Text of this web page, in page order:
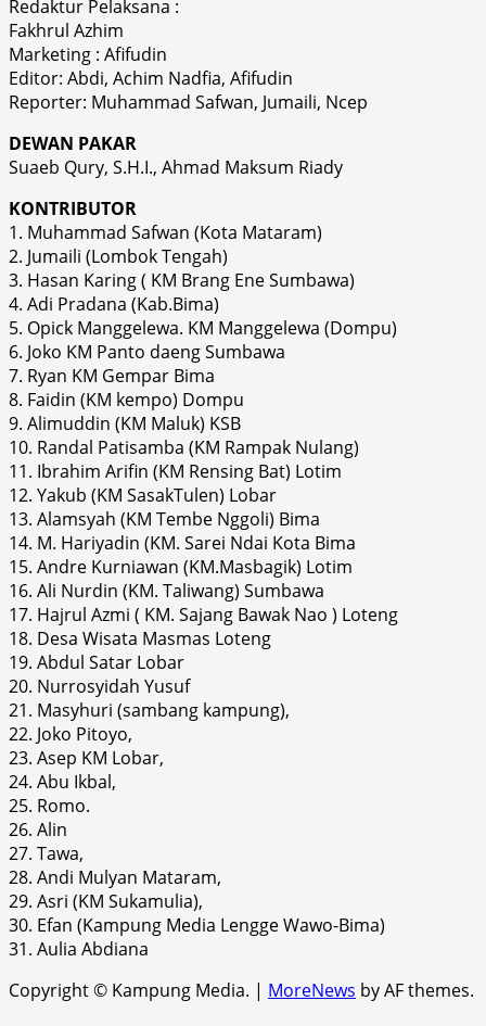
Redaktur Pelaksana :
Fakhrul Azhim
Marketing : Afifudin
Editor: Abdi, Achim Nadfia, Afifudin
Reporter: Muhammad Safwan, Jumaili, Ncep
DEWAN PAKAR
Suaeb Qury, S.H.I., Ahmad Maksum Riady
KONTRIBUTOR
1. Muhammad Safwan (Kota Mataram)
2. Jumaili (Lombok Tengah)
3. Hasan Karing ( KM Brang Ene Sumbawa)
4. Adi Pradana (Kab.Bima)
5. Opick Manggelewa. KM Manggelewa (Dompu)
6. Joko KM Panto daeng Sumbawa
7. Ryan KM Gempar Bima
8. Faidin (KM kempo) Dompu
9. Alimuddin (KM Maluk) KSB
10. Randal Patisamba (KM Rampak Nulang)
11. Ibrahim Arifin (KM Rensing Bat) Lotim
12. Yakub (KM SasakTulen) Lobar
13. Alamsyah (KM Tembe Nggoli) Bima
14. M. Hariyadin (KM. Sarei Ndai Kota Bima
15. Andre Kurniawan (KM.Masbagik) Lotim
16. Ali Nurdin (KM. Taliwang) Sumbawa
17. Hajrul Azmi ( KM. Sajang Bawak Nao ) Loteng
18. Desa Wisata Masmas Loteng
19. Abdul Satar Lobar
20. Nurrosyidah Yusuf
21. Masyhuri (sambang kampung),
22. Joko Pitoyo,
23. Asep KM Lobar,
24. Abu Ikbal,
25. Romo.
26. Alin
27. Tawa,
28. Andi Mulyan Mataram,
29. Asri (KM Sukamulia),
30. Efan (Kampung Media Lengge Wawo-Bima)
31. Aulia Abdiana
Copyright © Kampung Media. | MoreNews by AF themes.